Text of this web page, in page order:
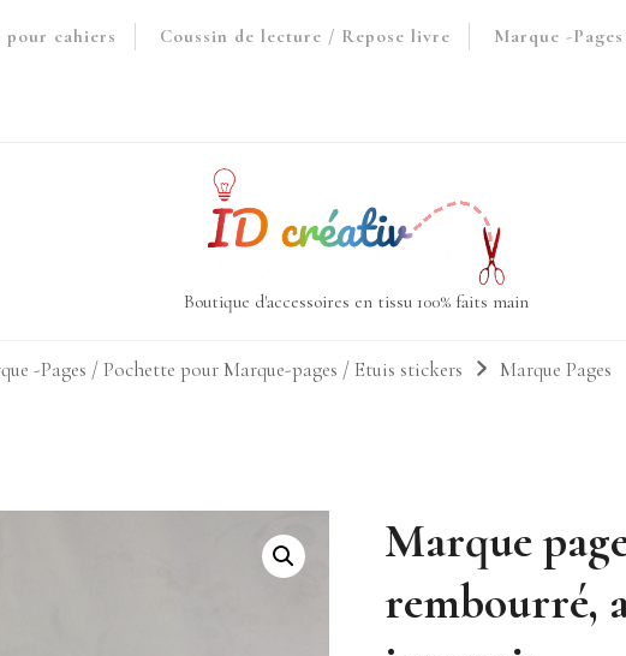
cahiers Coussin de lecture / Repose livre
Marque -
Boutique d'accessoires en tissu 100% faits main
-Pages / Pochette pour Marque-pages / Etuis stickers Marque Pages
Marque
rembourré,